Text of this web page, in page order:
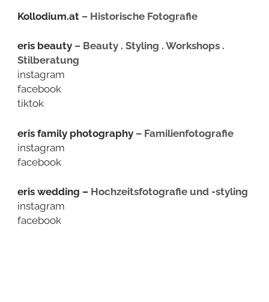
Kollodium.at – Historische Fotografie
eris beauty– Beauty . Styling . Workshops .
Stilberatung
instagram
facebook
tiktok
eris family photography– Familienfotografie
instagram
facebook
eris wedding – Hochzeitsfotografie und -styling
instagram
facebook